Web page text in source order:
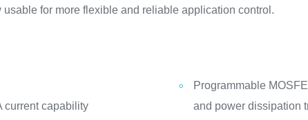
for more flexible and reliable application control.
current capability
Programmable
and power dissipation